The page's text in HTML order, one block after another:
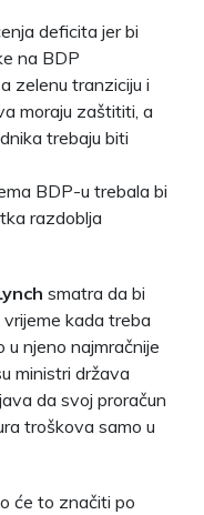
deficita jer bi
na BDP
zelenu tranziciju i
moraju zaštititi, a
trebaju biti
BDP-u trebala bi
razdoblja
smatra da bi
kada treba
u njeno najmračnije
ministri država
da svoj proračun
troškova samo u
će to značiti po